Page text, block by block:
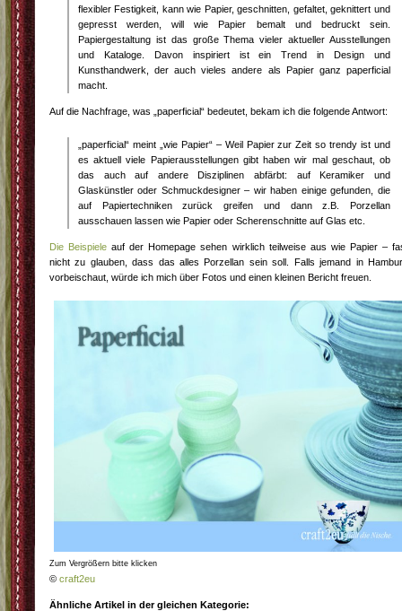
flexibler Festigkeit, kann wie Papier, geschnitten, gefaltet, geknittert und
gepresst werden, will wie Papier bemalt und bedruckt sein.
Papiergestaltung ist das große Thema vieler aktueller Ausstellungen
und Kataloge. Davon inspiriert ist ein Trend in Design und
Kunsthandwerk, der auch vieles andere als Papier ganz paperficial
macht.
Auf die Nachfrage, was „paperficial“ bedeutet, bekam ich die folgende Antwort:
„paperficial“ meint „wie Papier“ – Weil Papier zur Zeit so trendy ist und
es aktuell viele Papierausstellungen gibt haben wir mal geschaut, ob
das auch auf andere Disziplinen abfärbt: auf Keramiker und
Glaskünstler oder Schmuckdesigner – wir haben einige gefunden, die
auf Papiertechniken zurück greifen und dann z.B. Porzellan
ausschauen lassen wie Papier oder Scherenschnitte auf Glas etc.
Die Beispiele auf der Homepage sehen wirklich teilweise aus wie Papier –
nicht zu glauben, dass das alles Porzellan sein soll. Falls jemand in
vorbeischaut, würde ich mich über Fotos und einen kleinen Bericht freuen.
Zum Vergrößern bitte klicken
© craft2eu
Ähnliche Artikel in der gleichen Kategorie: